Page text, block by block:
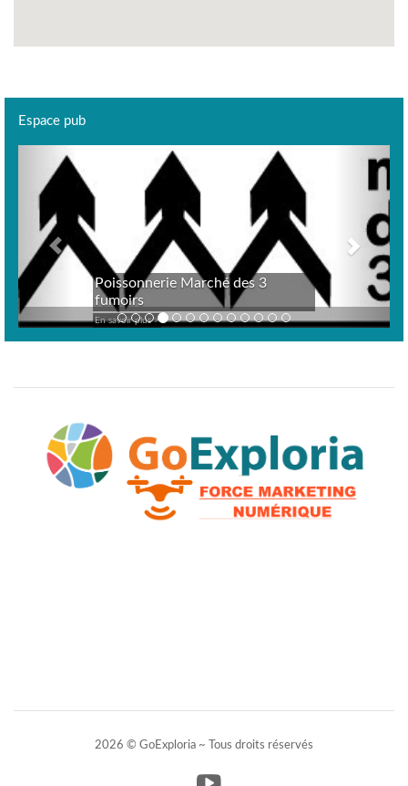
Espace pub
Poissonnerie Marché des 3
fumoirs
En savoir plus >
Previous
2026 © GoExploria ~ Tous droits réservés